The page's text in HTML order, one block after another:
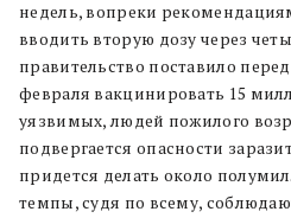
недель, вопреки
вводить вторую дозу через
правительство поставило
февраля вакцинировать 15
уязвимых, людей пожилого
подвергается опасности
придется делать около
темпы, судя по всему,